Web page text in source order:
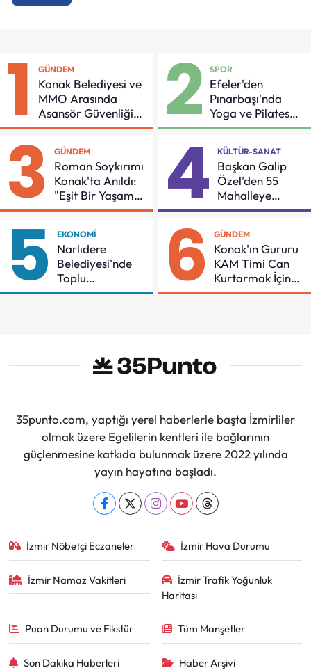
1 GÜNDEM
Konak Belediyesi ve
MMO Arasında
Asansör Güvenliği
İçin Önemli Protokol
2 SPOR
Efeler'den
Pınarbaşı'nda
Yoga ve Pilates
Buluşması
3 GÜNDEM
Roman Soykırımı
Konak'ta Anıldı:
"Eşit Bir Yaşam
İçin Mücadeleyi
4 KÜLTÜR-SANAT
Başkan Galip
Özel'den 55
Mahalleye
Çocuk Şenliği
5 EKONOMI
Narlıdere
Belediyesi'nde
Toplu
Sözleşmeye
6 GÜNDEM
Konak'ın Gururu
KAM Timi Can
Kurtarmak İçin
Demir Aldı
35punto.com, yaptığı yerel haberlerle başta İzmirliler
olmak üzere Egelilerin kentleri ile bağlarının
güçlenmesine katkıda bulunmak üzere 2022 yılında
yayın hayatına başladı.
İzmir Nöbetçi Eczaneler İzmir Hava Durumu
İzmir Namaz Vakitleri
İzmir Trafik Yoğunluk
Haritası
Puan Durumu ve Fikstür Tüm Manşetler
Son Dakika Haberleri Haber Arşivi